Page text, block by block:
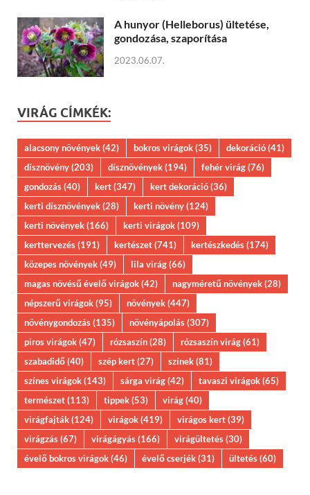
A hunyor (Helleborus) ültetése,
gondozása, szaporítása
2023.06.07.
VIRÁG CÍMKÉK:
alacsony növények(42) bokros virágok(35) dekoráció(41)
dísznövény(203) dísznövények(194) fehér virág(76)
gondozás(40) kert(347) kert dekoráció(36)
kerti dísznövények(28) kerti növény(124)
kerti növények(166) kerti virágok(109)
kerttervezés(191) kertészet(741) kertészkedés(174)
közepes növények(49) lila virág(66)
magas növésű évelő virágok(42) nagyméretű növények(28)
népszerű virágok(95) növények(447)
növénygondozás(135) növényápolás(307)
piros virágok(47) rózsaszín(28) rózsaszín virág(61)
szabadidő(40) szép kert(27) színek(81)
színes virágok(143) sárga virág(42) tavaszi virágok(65)
természet(113) tippek(53) virág(40)
virágfajták(124) virágok(419) virágos kert(39)
virágzás(67) virágágyás(166) virágültetés(30)
évelő bokros virágok(46) évelő cserjék(31) ültetés(60)